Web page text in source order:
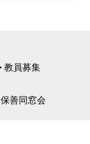
教員募集
保善同窓会